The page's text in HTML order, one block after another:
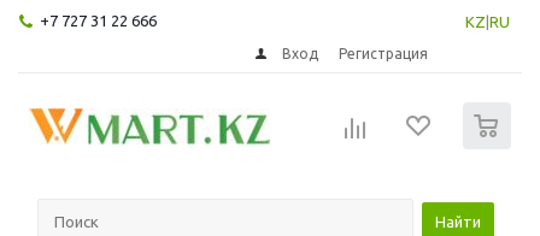
+7 727 31 22 666 KZ RU
Вход Регистрация
Найти